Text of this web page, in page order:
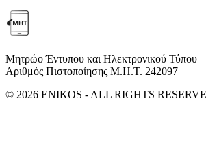
Μητρώο Έντυπου και Ηλεκτρονικού Τύπου
Αριθμός Πιστοποίησης Μ.Η.Τ. 242097
© 2026 ENIKOS - ALL RIGHTS